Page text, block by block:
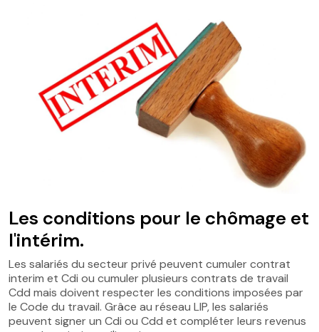
Les conditions pour le chômage et
l'intérim.
Les salariés du secteur privé peuvent cumuler contrat
interim et Cdi ou cumuler plusieurs contrats de travail
Cdd mais doivent respecter les conditions imposées par
le Code du travail. Grâce au réseau LIP, les salariés
peuvent signer un Cdi ou Cdd et compléter leurs revenus